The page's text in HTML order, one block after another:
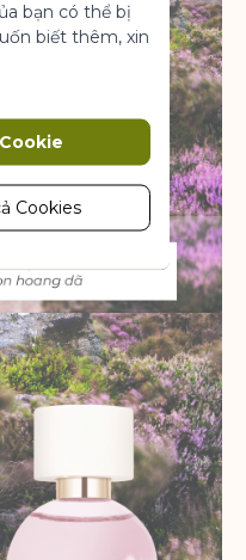
dụng để theo
động của
web. Cookie
và thông tin
nhiều nhóm
trải nghiệm
có thể
tin thu
thông tin
bạn có thể bị
biết thêm, xin
Cookies